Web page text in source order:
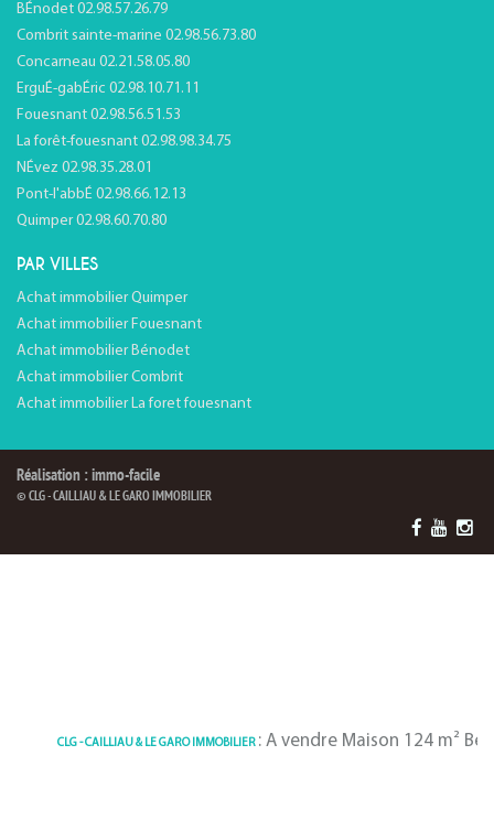
BÉnodet 02.98.57.26.79
Combrit sainte-marine 02.98.56.73.80
Concarneau 02.21.58.05.80
ErguÉ-gabÉric 02.98.10.71.11
Fouesnant 02.98.56.51.53
La forêt-fouesnant 02.98.98.34.75
NÉvez 02.98.35.28.01
Pont-l'abbÉ 02.98.66.12.13
Quimper 02.98.60.70.80
PAR VILLES
Achat immobilier Quimper
Achat immobilier Fouesnant
Achat immobilier Bénodet
Achat immobilier Combrit
Achat immobilier La foret fouesnant
Réalisation : immo-facile
© CLG - CAILLIAU & LE GARO IMMOBILIER
CLG - CAILLIAU & LE GARO IMMOBILIER: A vendre Maison 124 m² Benodet |